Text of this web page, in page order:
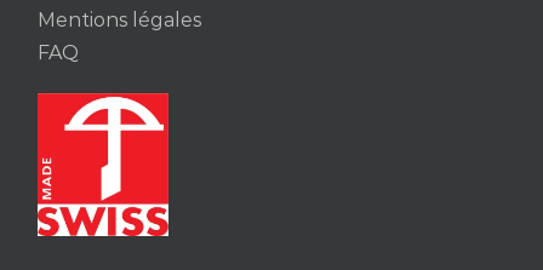
Mentions légales
FAQ